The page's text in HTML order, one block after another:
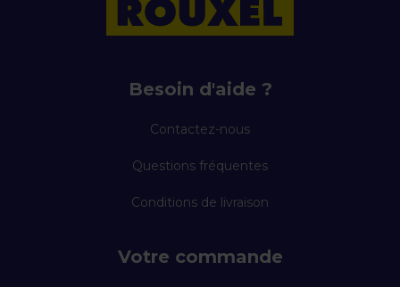
Besoin d'aide ?
Contactez-nous
Questions fréquentes
Conditions de livraison
Votre commande